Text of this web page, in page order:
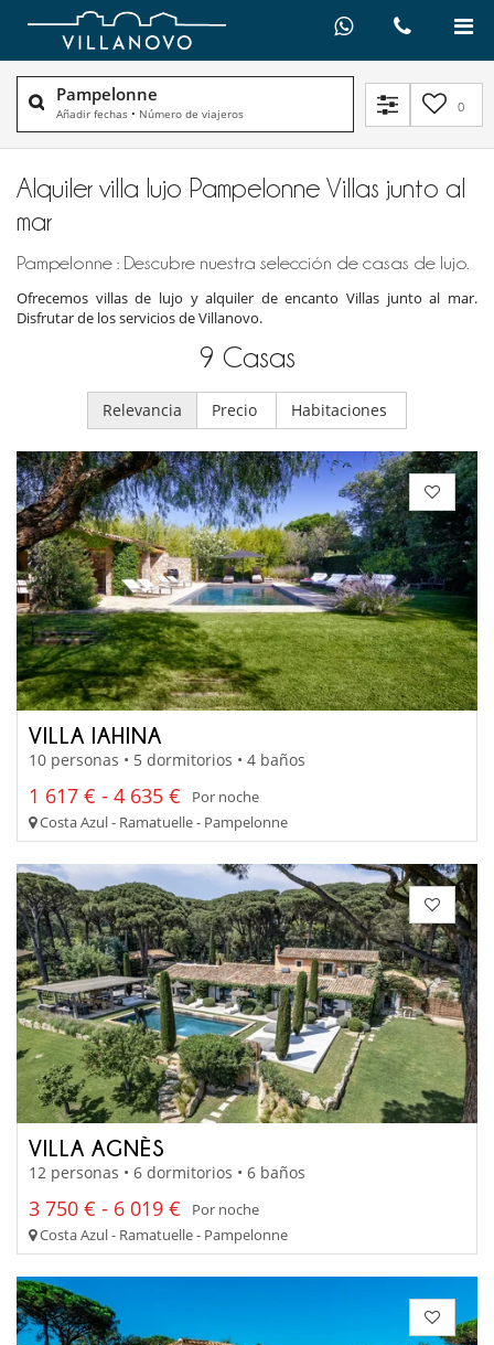
Pampelonne
Añadir fechas • Número de viajeros 0
Alquiler villa lujo Pampelonne Villas junto al
mar
Pampelonne : Descubre nuestra selección de casas de lujo.
Ofrecemos villas de lujo y alquiler de encanto Villas junto al mar.
Disfrutar de los servicios de Villanovo.
9 Casas
Relevancia Precio Habitaciones
VILLA IAHINA
10 personas • 5 dormitorios • 4 baños
1 617 € - 4 635 €
Por noche
Costa Azul - Ramatuelle - Pampelonne
VILLA AGNÈS
12 personas • 6 dormitorios • 6 baños
3 750 € - 6 019 €
Por noche
Costa Azul - Ramatuelle - Pampelonne